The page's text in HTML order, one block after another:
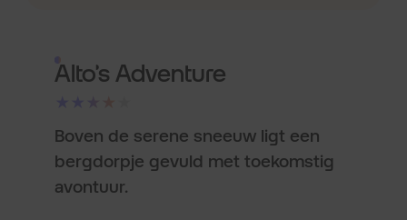
Alto’s Adventure
Boven de serene sneeuw ligt een
bergdorpje gevuld met toekomstig
avontuur.